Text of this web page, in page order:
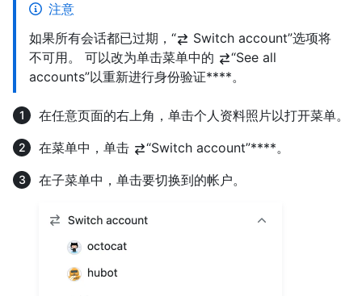
注意
如果所有会话都已过期，“
Switch account”选项将
不可用。 可以改为单击菜单中的
“See all
accounts”以重新进行身份验证****。
在任意页面的右上角，单击个人资料照片以打开菜单。
在菜单中，单击
“Switch account”****。
在子菜单中，单击要切换到的帐户。